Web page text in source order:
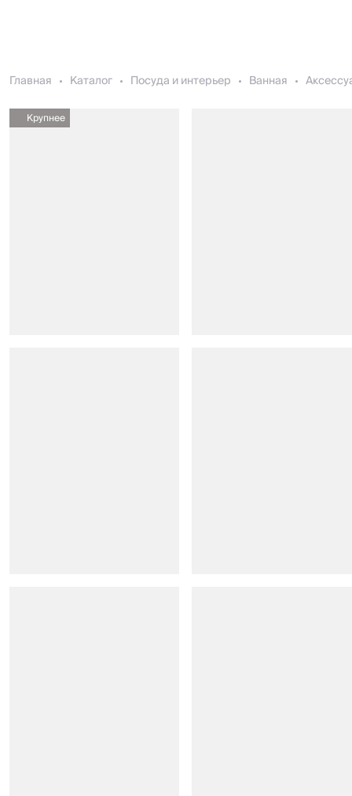
Главная Каталог Посуда и интерьер Ванная
Крупнее